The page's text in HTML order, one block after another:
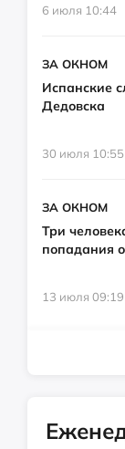
6 июля 10:44
ЗА ОКНОМ
Испанские
Дедовска
30 июля 10:55
ЗА ОКНОМ
Три
попадания
13 июля 09:19